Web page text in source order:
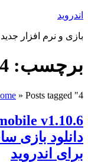
اندروید
بازی و نرم افزار جدید
برچسب: 4 برای
» Posts tagged "4 برای"
v1.10.6
دانلود بازی
برای اندروید